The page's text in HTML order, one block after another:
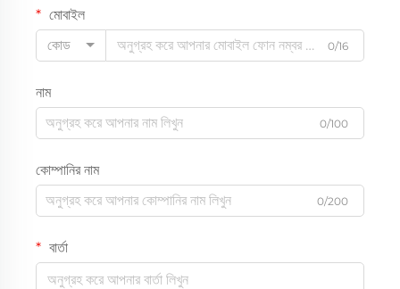
মোবাইল
কোড
0/16
নাম
0/100
কোম্পানির নাম
0/200
বার্তা